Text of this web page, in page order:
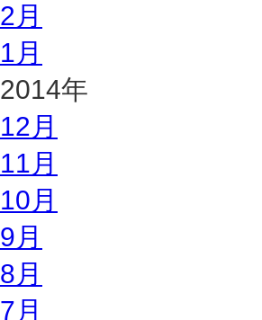
2月
1月
2014年
12月
11月
10月
9月
8月
7月